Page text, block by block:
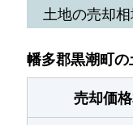
土地の売却
幡多郡黒潮町の
売却価